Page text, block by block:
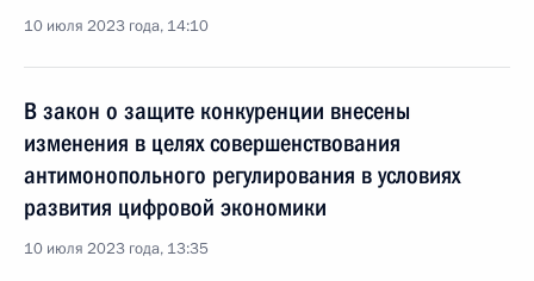
10 июля 2023 года, 14:10
В закон о защите конкуренции внесены
изменения в целях совершенствования
антимонопольного регулирования в условиях
развития цифровой экономики
10 июля 2023 года, 13:35